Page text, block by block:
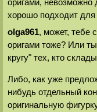
хорошо подходит для
olga961, может, тебе
оригами тоже? Или
кругу" тех, кто
Либо, как уже
нибудь отдельный
оригинальную